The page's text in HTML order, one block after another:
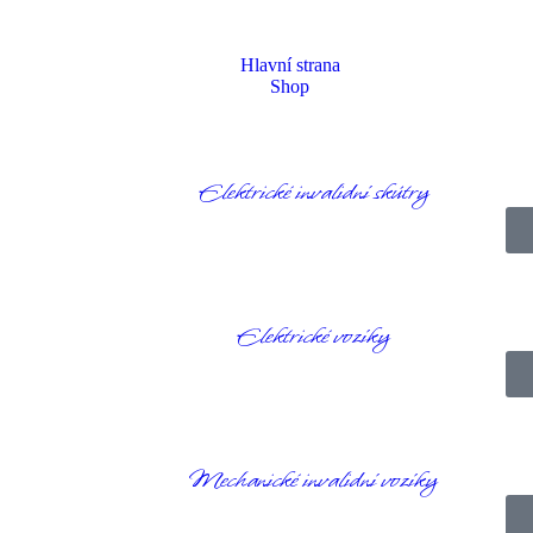
Hlavní strana
Shop
Elektrické invalidní skútry
Elektrické vozíky
Mechanické invalidní vozíky